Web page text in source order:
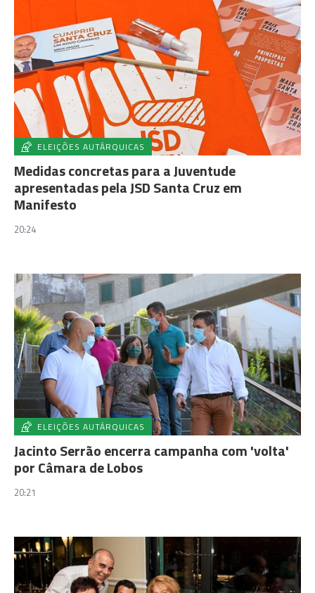
ELEIÇÕES AUTÁRQUICAS
Medidas concretas para a Juventude
apresentadas pela JSD Santa Cruz em
Manifesto
20:24
ELEIÇÕES AUTÁRQUICAS
Jacinto Serrão encerra campanha com 'volta'
por Câmara de Lobos
20:21